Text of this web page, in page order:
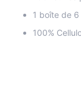
1 boîte de
100%